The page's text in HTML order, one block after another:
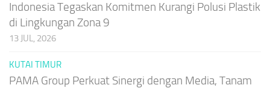
Indonesia Tegaskan Komitmen Kurangi Polusi Plastik
di Lingkungan Zona 9
13 JUL, 2026
KUTAI TIMUR
PAMA Group Perkuat Sinergi dengan Media, Tanam